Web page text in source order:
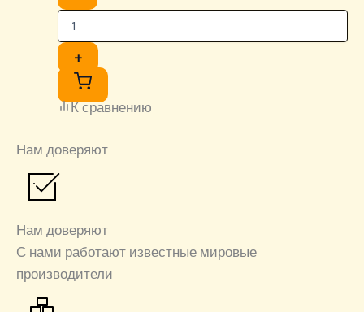
+
К сравнению
Нам доверяют
Нам доверяют
С нами работают известные мировые
производители